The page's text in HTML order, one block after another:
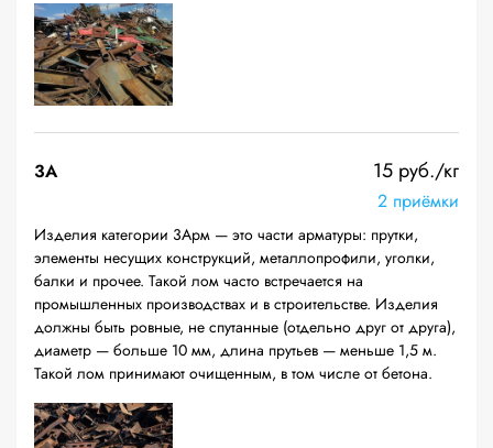
3А 15 руб./кг
2 приёмки
Изделия категории 3Арм — это части арматуры: прутки,
элементы несущих конструкций, металлопрофили, уголки,
балки и прочее. Такой лом часто встречается на
промышленных производствах и в строительстве. Изделия
должны быть ровные, не спутанные (отдельно друг от друга),
диаметр — больше 10 мм, длина прутьев — меньше 1,5 м.
Такой лом принимают очищенным, в том числе от бетона.